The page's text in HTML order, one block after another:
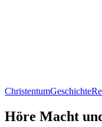
ChristentumGeschichte
Höre Macht